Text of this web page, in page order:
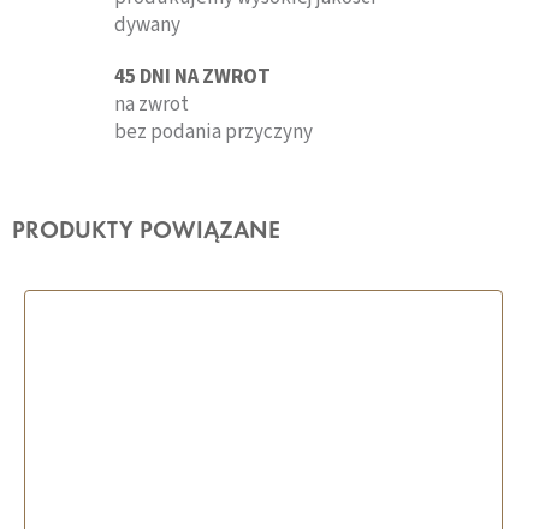
dywany
45 DNI NA ZWROT
na zwrot
bez podania przyczyny
PRODUKTY POWIĄZANE